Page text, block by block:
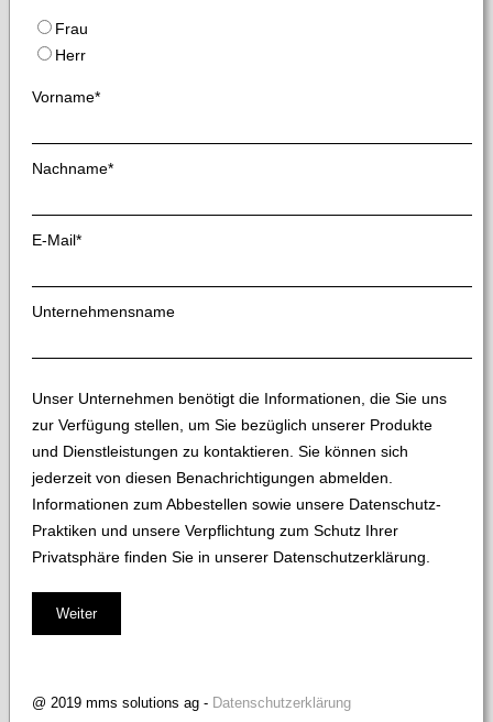
Frau
Herr
Vorname*
Nachname*
E-Mail*
Unternehmensname
Unser Unternehmen benötigt die Informationen, die Sie uns
zur Verfügung stellen, um Sie bezüglich unserer Produkte
und Dienstleistungen zu kontaktieren. Sie können sich
jederzeit von diesen Benachrichtigungen abmelden.
Informationen zum Abbestellen sowie unsere Datenschutz-
Praktiken und unsere Verpflichtung zum Schutz Ihrer
Privatsphäre finden Sie in unserer Datenschutzerklärung.
@ 2019 mms solutions ag - Datenschutzerklärung